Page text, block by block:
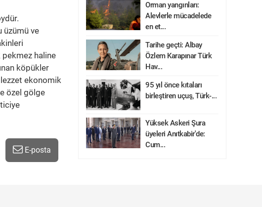
üzümü ve
pekmez haline
köpükler
lezzet ekonomik
özel gölge
E-posta
Orman yangınları:
Alevlerle mücadelede
en et...
Tarihe geçti: Albay
Özlem Karapınar Türk
Hav...
95 yıl önce kıtaları
birleştiren uçuş, Türk-...
Yüksek Askeri Şura
üyeleri Anıtkabir'de:
Cum...